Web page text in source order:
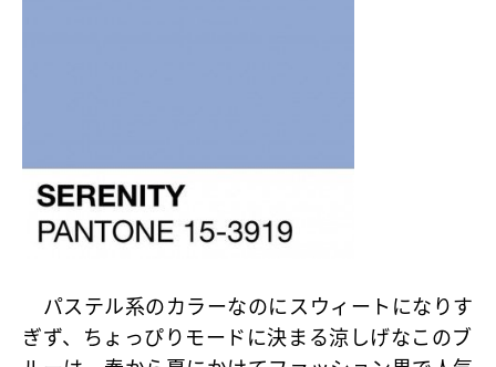
パステル系のカラーなのにスウィートになりす
ぎず、ちょっぴりモードに決まる涼しげなこのブ